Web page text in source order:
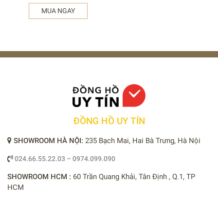
MUA NGAY
ĐỒNG HỒ UY TÍN
SHOWROOM HÀ NỘI: 235 Bạch Mai, Hai Bà Trưng, Hà Nội
024.66.55.22.03 – 0974.099.090
SHOWROOM HCM : 60 Trần Quang Khải, Tân Định , Q.1, TP
HCM